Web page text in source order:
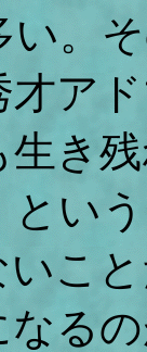
い。
ア
生き
い
こ
る